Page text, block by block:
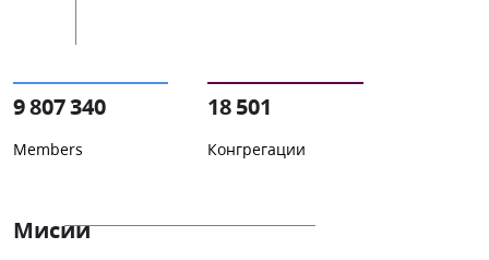
9 807 340
Members
18 501
Конгрегации
Мисии